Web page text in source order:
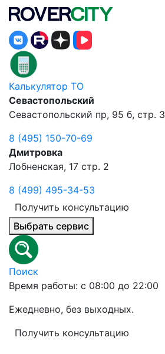
Калькулятор ТО
Севастопольский
Севастопольский пр, 95 б, стр. 3
8 (495) 150-70-69
Дмитровка
Лобненская, 17 стр. 2
8 (499) 495-34-53
Получить консультацию
Выбрать сервис
Поиск
Время работы: с 08:00 до 22:00
Ежедневно, без выходных.
Получить консультацию